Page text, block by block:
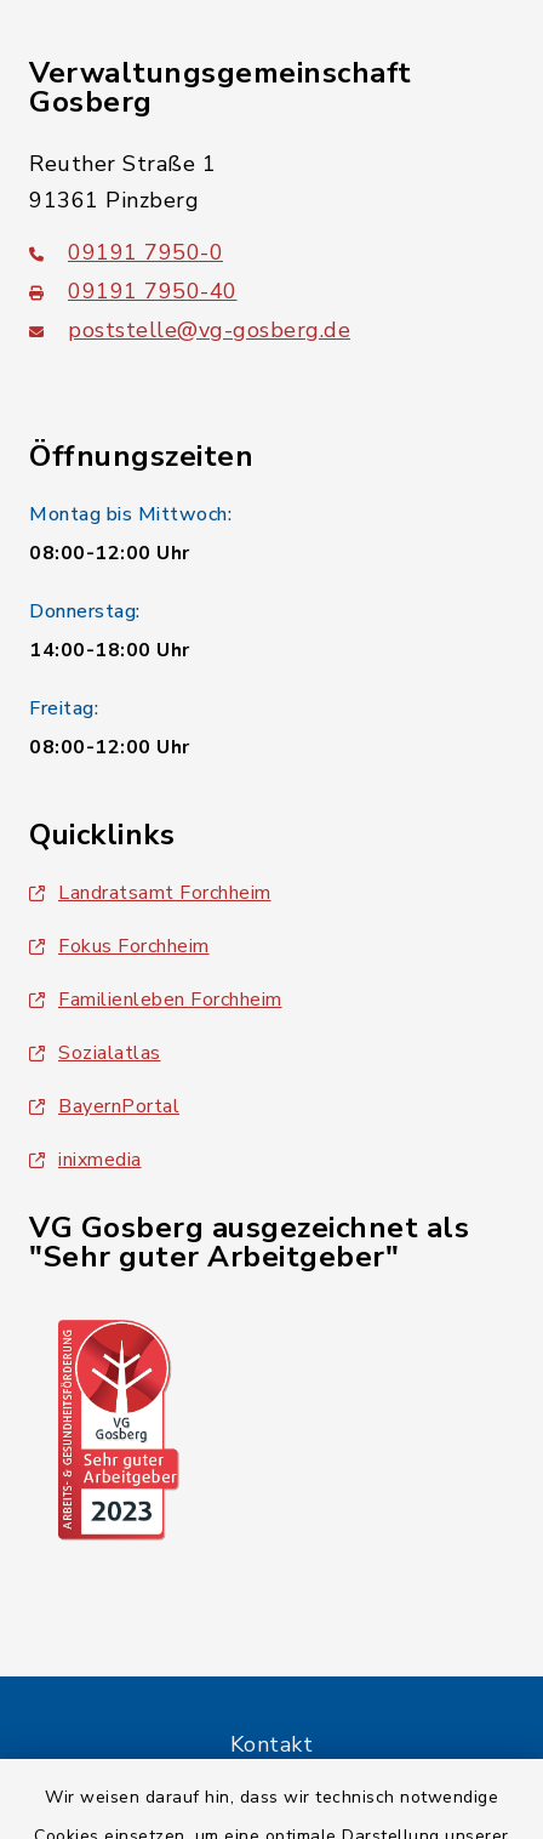
Wir weisen darauf hin, dass wir technisch notwendige
Verwaltungsgemeinschaft
Gosberg
Reuther Straße 1
91361 Pinzberg
09191 7950-0
09191 7950-40
poststelle@vg-gosberg.de
Öffnungszeiten
Montag bis Mittwoch:
08:00-12:00 Uhr
Donnerstag:
14:00-18:00 Uhr
Freitag:
08:00-12:00 Uhr
Quicklinks
Landratsamt Forchheim
Fokus Forchheim
Familienleben Forchheim
Sozialatlas
BayernPortal
inixmedia
VG Gosberg ausgezeichnet als
"Sehr guter Arbeitgeber"
Kontakt
Barrierefreiheit